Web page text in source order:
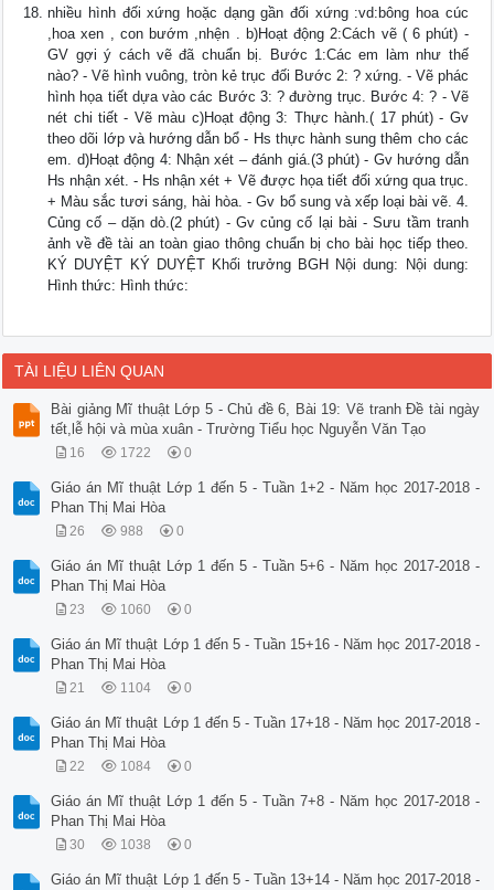
nhiều hình đối xứng hoặc dạng gần đối xứng :vd:bông hoa cúc
,hoa xen , con bướm ,nhện . b)Hoạt động 2:Cách vẽ ( 6 phút) -
GV gợi ý cách vẽ đã chuẩn bị. Bước 1:Các em làm như thế
nào? - Vẽ hình vuông, tròn kẻ trục đối Bước 2: ? xứng. - Vẽ phác
hình họa tiết dựa vào các Bước 3: ? đường trục. Bước 4: ? - Vẽ
nét chi tiết - Vẽ màu c)Hoạt động 3: Thực hành.( 17 phút) - Gv
theo dõi lớp và hướng dẫn bổ - Hs thực hành sung thêm cho các
em. d)Hoạt động 4: Nhận xét – đánh giá.(3 phút) - Gv hướng dẫn
Hs nhận xét. - Hs nhận xét + Vẽ được họa tiết đối xứng qua trục.
+ Màu sắc tươi sáng, hài hòa. - Gv bổ sung và xếp loại bài vẽ. 4.
Củng cố – dặn dò.(2 phút) - Gv củng cố lại bài - Sưu tầm tranh
ảnh về đề tài an toàn giao thông chuẩn bị cho bài học tiếp theo.
KÝ DUYỆT KÝ DUYỆT Khối trưởng BGH Nội dung: Nội dung:
Hình thức: Hình thức:
TÀI LIỆU LIÊN QUAN
Bài giảng Mĩ thuật Lớp 5 - Chủ đề 6, Bài 19: Vẽ tranh Đề tài ngày
tết,lễ hội và mùa xuân - Trường Tiểu học Nguyễn Văn Tạo
16 1722 0
Giáo án Mĩ thuật Lớp 1 đến 5 - Tuần 1+2 - Năm học 2017-2018 -
Phan Thị Mai Hòa
26 988 0
Giáo án Mĩ thuật Lớp 1 đến 5 - Tuần 5+6 - Năm học 2017-2018 -
Phan Thị Mai Hòa
23 1060 0
Giáo án Mĩ thuật Lớp 1 đến 5 - Tuần 15+16 - Năm học 2017-2018 -
Phan Thị Mai Hòa
21 1104 0
Giáo án Mĩ thuật Lớp 1 đến 5 - Tuần 17+18 - Năm học 2017-2018 -
Phan Thị Mai Hòa
22 1084 0
Giáo án Mĩ thuật Lớp 1 đến 5 - Tuần 7+8 - Năm học 2017-2018 -
Phan Thị Mai Hòa
30 1038 0
Giáo án Mĩ thuật Lớp 1 đến 5 - Tuần 13+14 - Năm học 2017-2018 -